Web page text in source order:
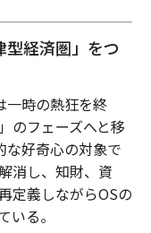
型経済圏」をつ
一時の熱狂を終
のフェーズへと移
な好奇心の対象で
消し、知財、資
定義しながらOSの
る。